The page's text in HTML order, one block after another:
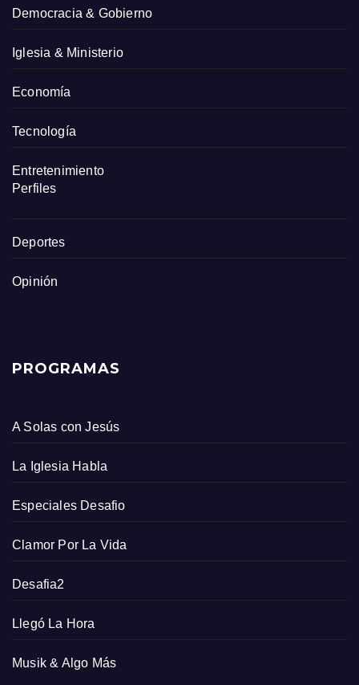
Democracia & Gobierno
Iglesia & Ministerio
Economía
Tecnología
Entretenimiento
Perfiles
Deportes
Opinión
PROGRAMAS
A Solas con Jesús
La Iglesia Habla
Especiales Desafio
Clamor Por La Vida
Desafia2
Llegó La Hora
Musik & Algo Más